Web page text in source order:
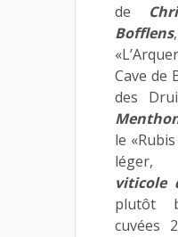
de
Bofflens
Cave de
des
le
viticole
plutôt
cuvées